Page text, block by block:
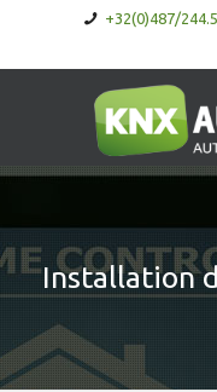
+32(0)487/
Installation